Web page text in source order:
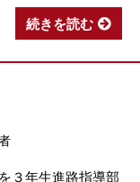
続きを読む
３年生進路指導部